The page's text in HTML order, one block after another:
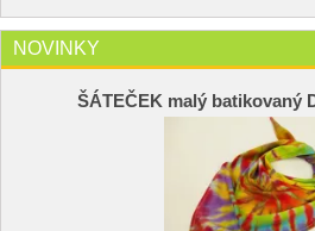
NOVINKY
ŠÁTEČEK malý batikovaný